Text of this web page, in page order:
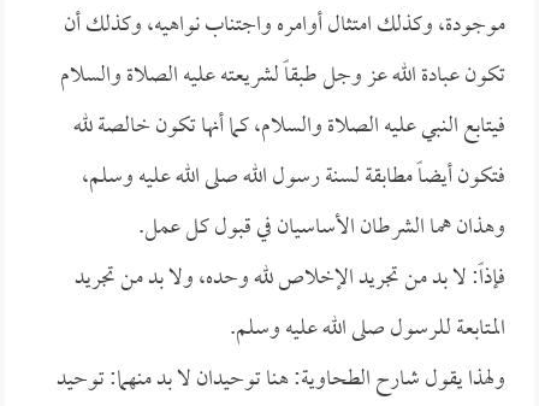
موجودة، وكذلك امتثال أوامره واجتناب نواهيه، وكذلك أن
تكون عبادة الله عز وجل طبقاً لشريعته عليه الصلاة والسلام
فيتابع النبي عليه الصلاة والسلام، كما أنها تكون خالصة لله
فتكون أيضاً مطابقة لسنة رسول الله صلى الله عليه وسلم،
وهذان هما الشرطان الأساسيان في قبول كل عمل.
فإذاً: لا بد من تجريد الإخلاص لله وحده، ولا بد من تجريد
المتابعة للرسول صلى الله عليه وسلم.
ولهذا يقول شارح الطحاوية: هنا توحيدان لا بد منهما: توحيد